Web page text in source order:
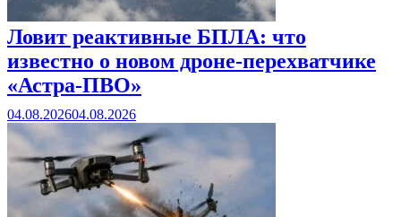
Ловит реактивные БПЛА: что
известно о новом дроне-перехватчике
«Астра-ПВО»
04.08.202604.08.2026